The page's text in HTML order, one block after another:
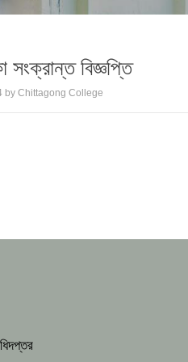
বিজ্ঞপ্তি
by Chittagong College